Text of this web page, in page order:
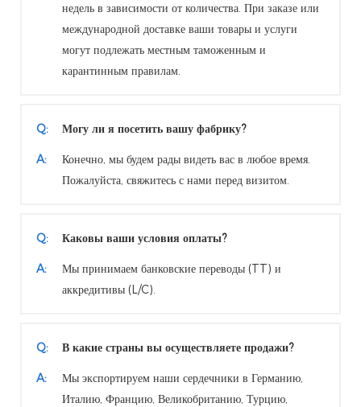
недель в зависимости от количества. При заказе или
международной доставке ваши товары и услуги
могут подлежать местным таможенным и
карантинным правилам.
Q: Могу ли я посетить вашу фабрику?
A:
Конечно, мы будем рады видеть вас в любое время.
Пожалуйста, свяжитесь с нами перед визитом.
Q: Каковы ваши условия оплаты?
A:
Мы принимаем банковские переводы (TT) и
аккредитивы (L/C).
Q: В какие страны вы осуществляете продажи?
A:
Мы экспортируем наши сердечники в Германию,
Италию, Францию, Великобританию, Турцию,